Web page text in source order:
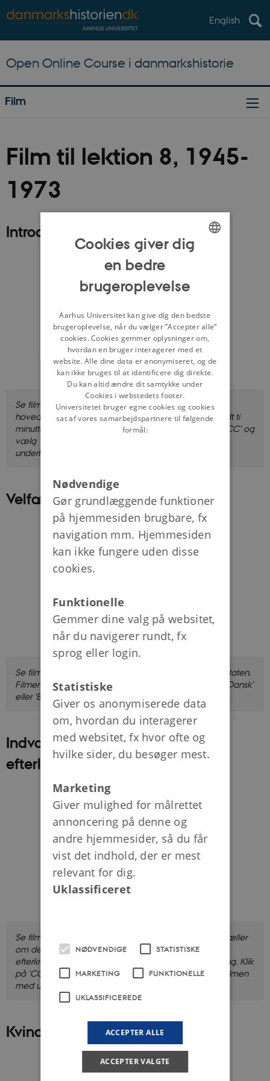
English
Open Online Course i danmarkshistorie
Film
Film til lektion 8, 1945-
1973
Introduktion
Se filmen, hvor Anne Sørensen fortæller om en række
hovedpunkter fra perioden 1945-1973. Filmen er godt ti
minutter lang og den første af lektionens film. Klik på 'CC' og
vælg 'Dansk', eller 'Engelsk', hvis du vil se filmen med
undertekster.
Velfærdsstaten
Se filmen, hvor Anne Sørensen fortæller om velfærdsstaten.
Filmen er godt ni minutter lang.
Klik på 'CC' og vælg 'Dansk'
eller 'Engelsk', hvis du vil se filmen med undertekster.
Indvandring af arbejdskraft i
efterkrigstiden
Se filmen, hvor Silke Holmqvist og Anne Sørensen fortæller
om den indvandring af arbejdskraft, der fandt sted i
efterkrigstidens Danmark. Filmen er ca. 11 minutter lang. Klik
på 'CC' og vælg 'Dansk' eller 'Engelsk', hvis du vil se filmen
med undertekster.
Kvindeliv og kønsroller
Cookies giver dig
en bedre
brugeroplevelse
Aarhus Universitet kan give dig den bedste
brugeroplevelse, når du vælger ”Accepter alle”
cookies. Cookies gemmer oplysninger om,
hvordan en bruger interagerer med et
website. Alle dine data er anonymiseret, og de
kan ikke bruges til at identificere dig direkte.
Du kan altid ændre dit samtykke under
Cookies i webstedets footer.
Universitetet bruger egne cookies og cookies
sat af vores samarbejdspartnere til følgende
formål:
Nødvendige
Gør grundlæggende funktioner
på hjemmesiden brugbare, fx
navigation mm. Hjemmesiden
kan ikke fungere uden disse
cookies.
Funktionelle
Gemmer dine valg på websitet,
når du navigerer rundt, fx
sprog eller login.
Statistiske
Giver os anonymiserede data
om, hvordan du interagerer
med websitet, fx hvor ofte og
hvilke sider, du besøger mest.
Marketing
Giver mulighed for målrettet
annoncering på denne og
andre hjemmesider, så du får
vist det indhold, der er mest
relevant for dig.
Uklassificeret
NØDVENDIGE STATISTISKE
MARKETING FUNKTIONELLE
UKLASSIFICEREDE
ACCEPTER ALLE
ACCEPTER VALGTE